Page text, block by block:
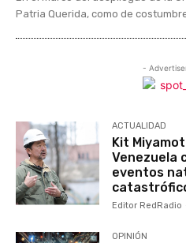
Patria Querida, como de
-
ACTUALIDAD
Kit
Venezuela
eventos
Editor RedRadio
OPINIÓN